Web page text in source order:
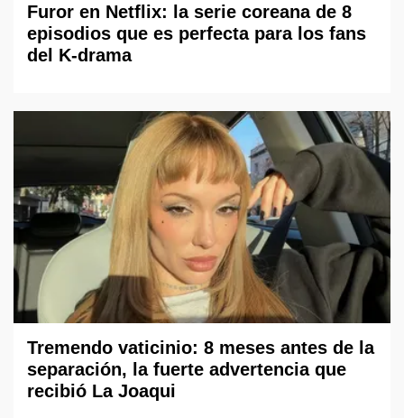
Furor en Netflix: la serie coreana de 8
episodios que es perfecta para los fans
del K-drama
Tremendo vaticinio: 8 meses antes de la
separación, la fuerte advertencia que
recibió La Joaqui